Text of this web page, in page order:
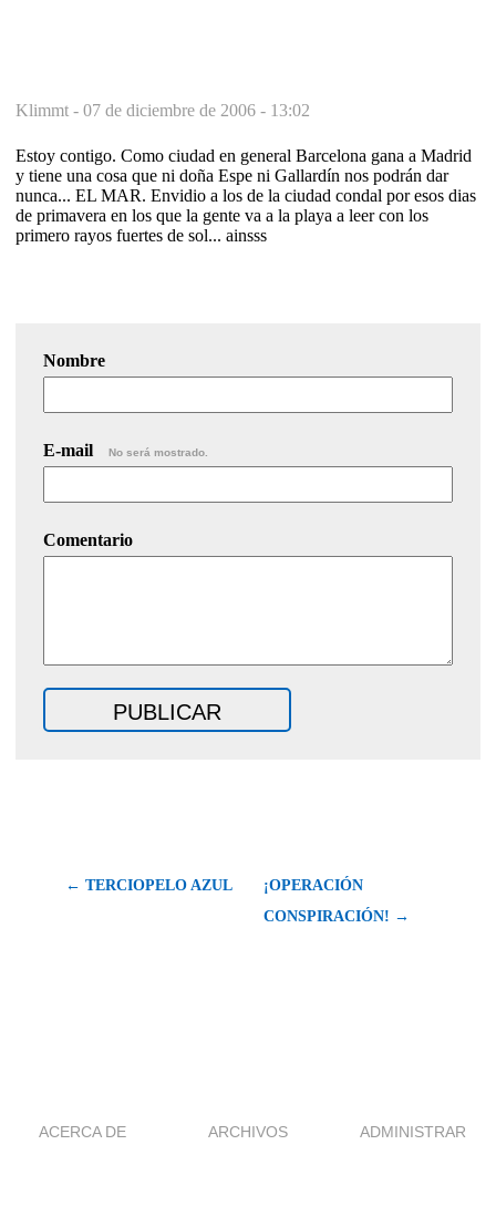
Klimmt - 07 de diciembre de 2006 - 13:02
Estoy contigo. Como ciudad en general Barcelona gana a Madrid
y tiene una cosa que ni doña Espe ni Gallardín nos podrán dar
nunca... EL MAR. Envidio a los de la ciudad condal por esos dias
de primavera en los que la gente va a la playa a leer con los
primero rayos fuertes de sol... ainsss
Nombre
E-mail No será mostrado.
Comentario
← TERCIOPELO AZUL
¡OPERACIÓN
CONSPIRACIÓN! →
ACERCA DE ARCHIVOS ADMINISTRAR